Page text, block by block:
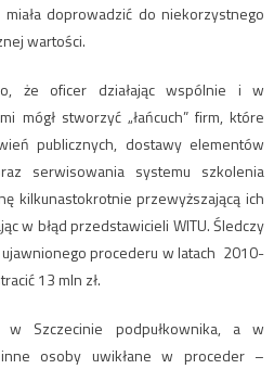
doprowadzić do niekorzystnego
wartości.
że oficer działając wspólnie i w
mógł stworzyć „łańcuch” firm, które
publicznych, dostawy elementów
serwisowania systemu szkolenia
kilkunastokrotnie przewyższającą ich
w błąd przedstawicieli WITU. Śledczy
procederu w latach 2010-
13 mln zł.
w Szczecinie podpułkownika, a w
osoby uwikłane w proceder –